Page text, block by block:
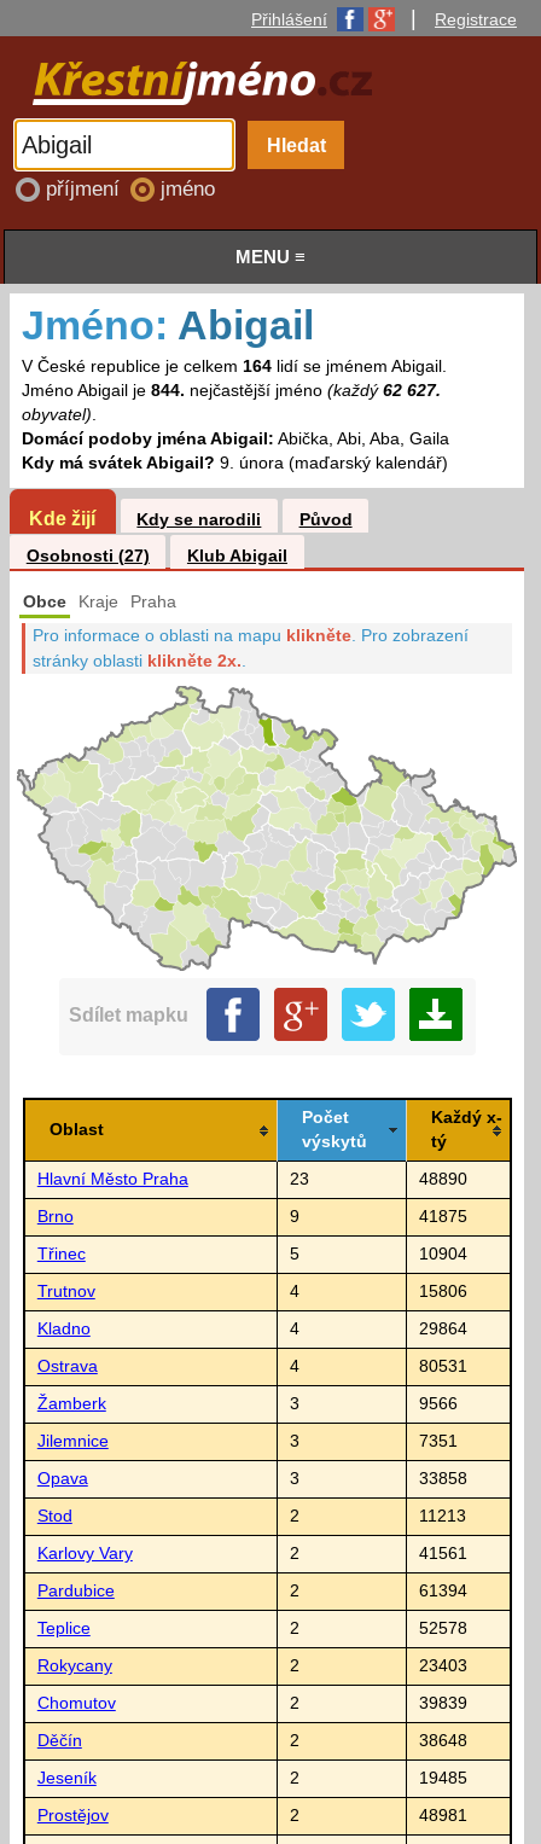
Přihlášení Registrace
příjmení jméno
MENU ≡
Jméno: Abigail
V České republice je celkem 164lidí se jménem Abigail.
Jméno Abigail je 844. nejčastější jméno (každý 62 627.
obyvatel).
Domácí podoby jména Abigail: Abička, Abi, Aba, Gaila
Kdy má svátek Abigail? 9. února (maďarský kalendář)
Kde žijí Kdy se narodili
Původ
Osobnosti (27)
Klub Abigail
Obce Kraje Praha
Pro informace o oblasti na mapu klikněte Pro zobrazení
stránky oblasti klikněte 2x.
Sdílet mapku
Oblast
Počet
výskytů
Každý x-
tý
Hlavní Město Praha 23 48890
Brno 9 41875
Třinec 5 10904
Trutnov 4 15806
Kladno 4 29864
Ostrava 4 80531
Žamberk 3 9566
Jilemnice 3 7351
Opava 3 33858
Stod 2 11213
Karlovy Vary 2 41561
Pardubice 2 61394
Teplice 2 52578
Rokycany 2 23403
Chomutov 2 39839
Děčín 2 38648
Jeseník 2 19485
Prostějov 2 48981